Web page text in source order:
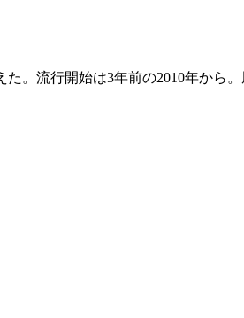
。流行開始は3年前の2010年から